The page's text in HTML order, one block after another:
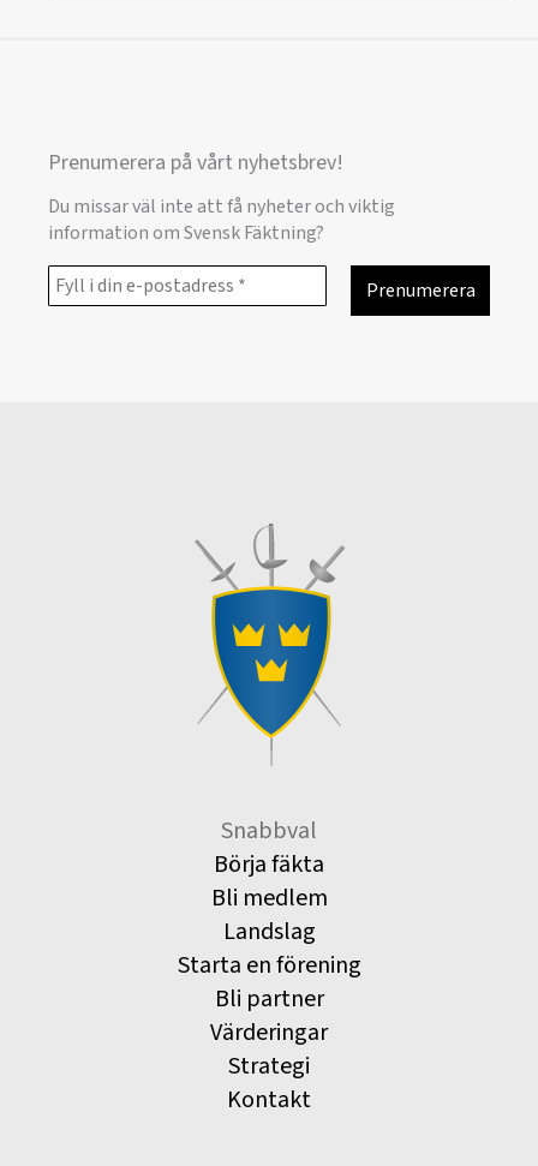
Prenumerera på vårt nyhetsbrev!
Du missar väl inte att få nyheter och viktig
information om Svensk Fäktning?
Snabbval
Börja fäkta
Bli medlem
Landslag
Starta en förening
Bli partner
Värderingar
Strategi
Kontakt